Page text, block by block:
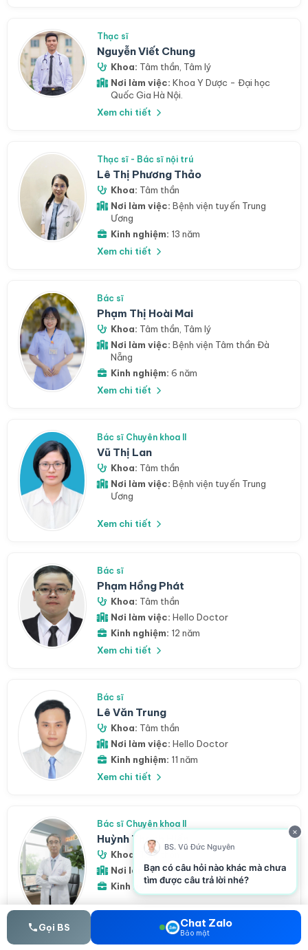
Thạc sĩ
Nguyễn Viết Chung
Khoa: Tâm thần Tâm lý
Nơi làm việc: Khoa Y Dược - Đại học
Quốc Gia Hà Nội.
Xem chi tiết
Thạc sĩ - Bác sĩ nội trú
Lê Thị Phương Thảo
Khoa: Tâm thần
Nơi làm việc: Bệnh viện tuyến Trung
Ương
Kinh nghiệm: 13 năm
Xem chi tiết
Bác sĩ
Phạm Thị Hoài Mai
Khoa: Tâm thần Tâm lý
Nơi làm việc: Bệnh viện Tâm thần Đà
Nẵng
Kinh nghiệm: 6 năm
Xem chi tiết
Bác sĩ Chuyên khoa II
Vũ Thị Lan
Khoa: Tâm thần
Nơi làm việc: Bệnh viện tuyến Trung
Ương
Xem chi tiết
Bác sĩ
Phạm Hồng Phát
Khoa: Tâm thần
Nơi làm việc: Hello Doctor
Kinh nghiệm: 12 năm
Xem chi tiết
Bác sĩ
Lê Văn Trung
Khoa: Tâm thần
Nơi làm việc: Hello Doctor
Kinh nghiệm: 11 năm
Xem chi tiết
Bác sĩ Chuyên khoa II
Huỳnh Thanh Hiển
Khoa:
Tâm thần
Nơi làm việc:Hello Doctor
Kinh nghiệm:41 năm
Xem chi tiết
×
BS. Vũ Đức Nguyên
Bạn có câu hỏi nào khác mà chưa
tìm được câu trả lời nhé?
Gọi BS Chat Zalo
Bảo mật